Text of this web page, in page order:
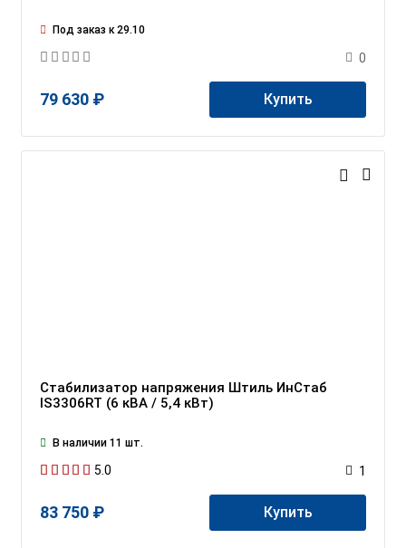
Под заказ к 29.10
0
79 630 ₽ Купить
Стабилизатор напряжения Штиль ИнСтаб
IS3306RT (6 кВА / 5,4 кВт)
В наличии 11 шт.
5.0 1
83 750 ₽ Купить